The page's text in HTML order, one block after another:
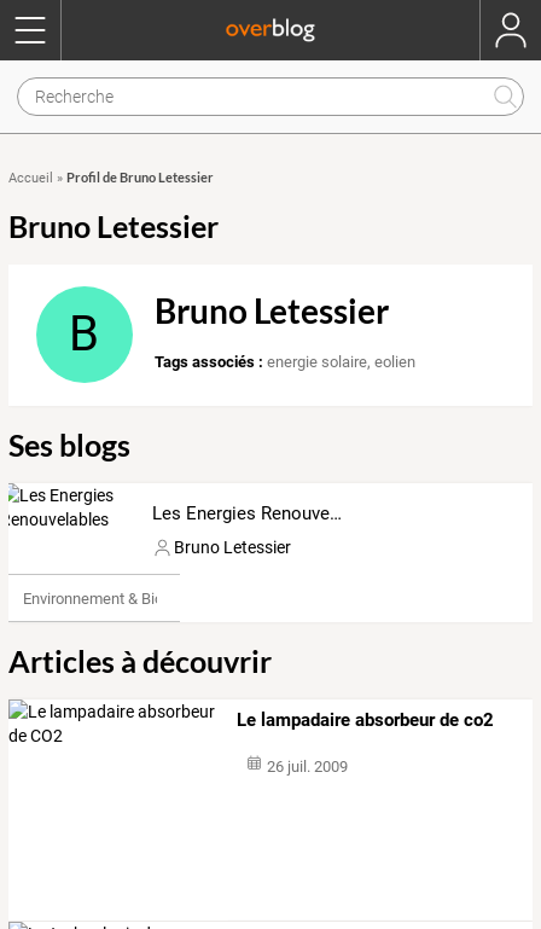
Accueil » Profil de Bruno Letessier
Bruno Letessier
B Bruno Letessier
Tags associés : energie solaire,eolien
Ses blogs
Les Energies Renouvelables
Bruno Letessier
Environnement & Bio
Articles à découvrir
Le lampadaire absorbeur de co2
26 juil. 2009